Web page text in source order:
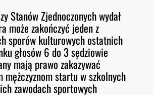
Stanów Zjednoczonych wydał
może zakończyć jeden z
sporów kulturowych ostatnich
głosów 6 do 3 sędziowie
mają prawo zakazywać
mężczyznom startu w szkolnych
zawodach sportowych